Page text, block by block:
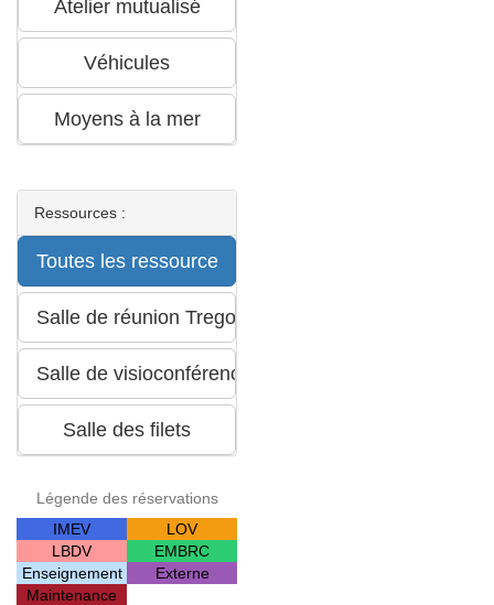
Ressources :
Légende des réservations
IMEV
LOV
LBDV
EMBRC
Enseignement
Externe
Maintenance